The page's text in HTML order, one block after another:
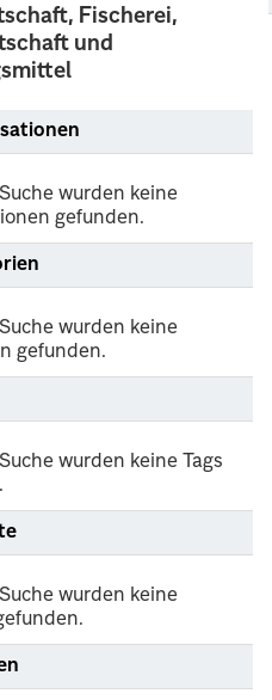
Fischerei,
und
wurden keine
gefunden.
wurden keine
gefunden.
wurden keine Tags
wurden keine